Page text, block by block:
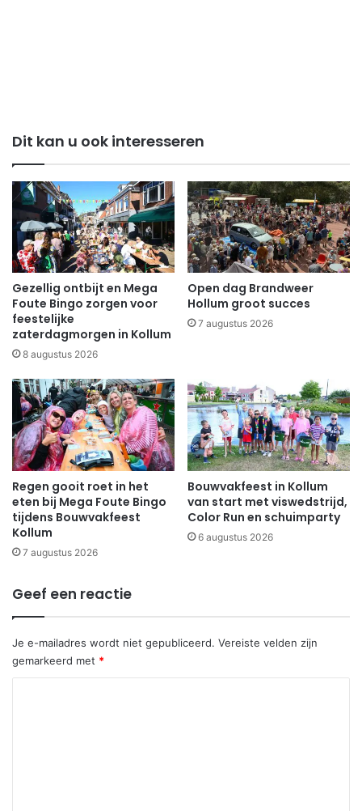
Dit kan u ook interesseren
Gezellig ontbijt en Mega
Foute Bingo zorgen voor
feestelijke
zaterdagmorgen in Kollum
8 augustus 2026
Open dag Brandweer
Hollum groot succes
7 augustus 2026
Regen gooit roet in het
eten bij Mega Foute Bingo
tijdens Bouwvakfeest
Kollum
7 augustus 2026
Bouwvakfeest in Kollum
van start met viswedstrijd,
Color Run en schuimparty
6 augustus 2026
Geef een reactie
Je e-mailadres wordt niet gepubliceerd. Vereiste velden zijn
gemarkeerd met *